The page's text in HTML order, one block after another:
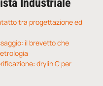
Industriale
tra progettazione ed
il brevetto che
drylin C per